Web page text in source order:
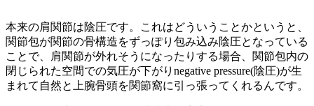
本来の肩関節は陰圧です。これはどういうことかというと、
関節包が関節の骨構造をずっぽり包み込み陰圧となっている
ことで、肩関節が外れそうになったりする場合、関節包内の
閉じられた空間での気圧が下がりnegative pressure(陰圧)が生
まれて自然と上腕骨頭を関節窩に引っ張ってくれるんです。